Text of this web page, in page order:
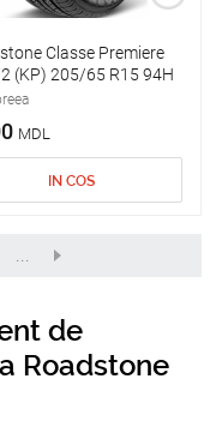
Classe Premiere
(KP) 205/65 R15 94H
MDL
IN COS
...
de
Roadstone